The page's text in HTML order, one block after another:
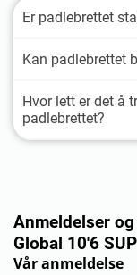
Er padlebrettet
Kan padlebrettet
Hvor lett er det å
padlebrettet?
Anmeldelser
Global 10'6 SUP
Vår anmeldelse